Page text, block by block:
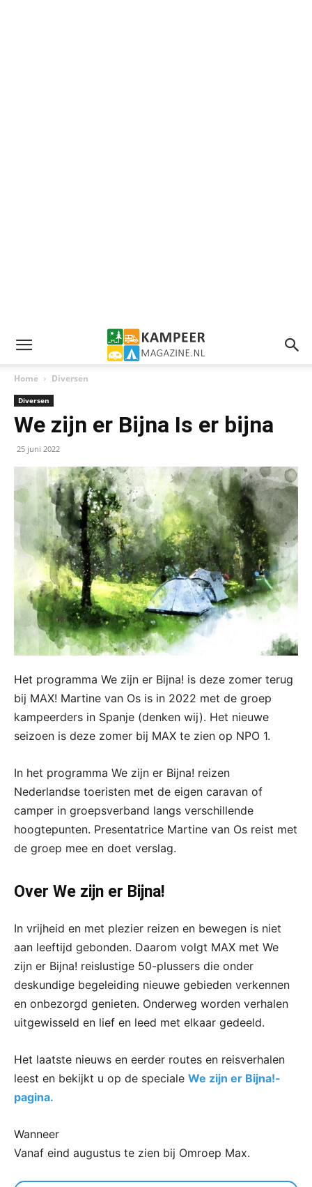
Home Diversen
Diversen
We zijn er Bijna Is er bijna
25 juni 2022
Het programma We zijn er Bijna! is deze zomer terug
bij MAX! Martine van Os is in 2022 met de groep
kampeerders in Spanje (denken wij). Het nieuwe
seizoen is deze zomer bij MAX te zien op NPO 1.
In het programma We zijn er Bijna! reizen
Nederlandse toeristen met de eigen caravan of
camper in groepsverband langs verschillende
hoogtepunten. Presentatrice Martine van Os reist met
de groep mee en doet verslag.
Over We zijn er Bijna!
In vrijheid en met plezier reizen en bewegen is niet
aan leeftijd gebonden. Daarom volgt MAX met We
zijn er Bijna! reislustige 50-plussers die onder
deskundige begeleiding nieuwe gebieden verkennen
en onbezorgd genieten. Onderweg worden verhalen
uitgewisseld en lief en leed met elkaar gedeeld.
Het laatste nieuws en eerder routes en reisverhalen
leest en bekijkt u op de speciale We zijn er Bijna!-
pagina.
Wanneer
Vanaf eind augustus te zien bij Omroep Max.